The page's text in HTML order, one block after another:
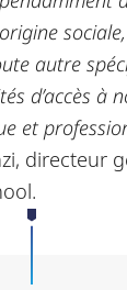
autre
d’accès à
et
directeur